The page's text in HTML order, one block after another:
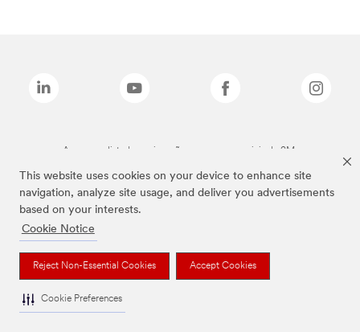
This website uses cookies on your device to enhance site
navigation, analyze site usage, and deliver you advertisements
based on your interests.
Cookie Notice
Reject Non-Essential Cookies Accept Cookies
Cookie Preferences
As marcas listadas a cima são marcas comerciais da 3M.